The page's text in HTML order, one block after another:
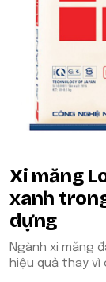
Xi măng
xanh
dựng
Ngành xi măng
hiệu quả thay vì